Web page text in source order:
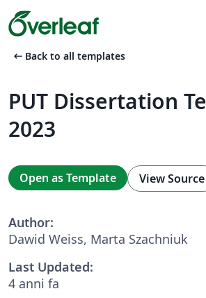
arrow_left_alt Back to all templates
PUT Dissertation
2023
Open as Template View Source
Author:
Dawid Weiss, Marta Szachniuk
Last Updated:
4 anni fa